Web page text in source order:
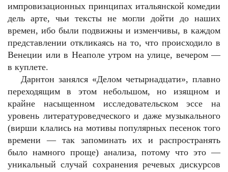
импровизационных принципах итальянской комедии
дель арте, чьи тексты не могли дойти до наших
времен, ибо были подвижны и изменчивы, в каждом
представлении откликаясь на то, что происходило в
Венеции или в Неаполе утром на улице, вечером —
в куплете.
Дарнтон занялся «Делом четырнадцати», плавно
переходящим в этом небольшом, но изящном и
крайне насыщенном исследовательском эссе на
уровень литературоведческого и даже музыкального
(вирши клались на мотивы популярных песенок того
времени — так запоминать их и распространять
было намного проще) анализа, потому что это —
уникальный случай сохранения речевых дискурсов